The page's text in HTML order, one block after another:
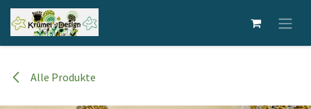
Zum Inhalt springen
Alle Produkte